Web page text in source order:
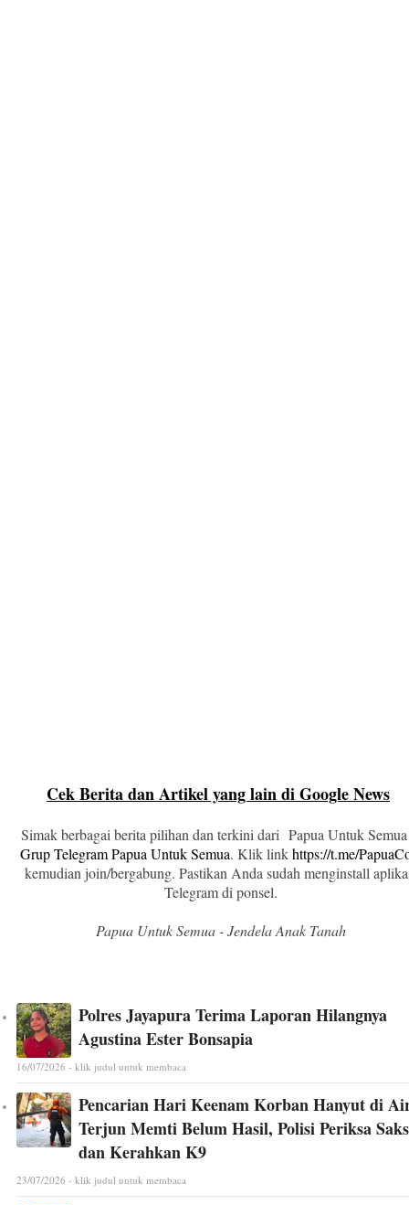
Cek Berita dan Artikel yang lain di Google News
Simak berbagai berita pilihan dan terkini dari Papua Untuk
Grup Telegram Papua Untuk Semua. Klik linkhttps://t.me/
kemudian join/bergabung. Pastikan Anda sudah menginstall
Telegram di ponsel.
Papua Untuk Semua - Jendela Anak Tanah
Polres Jayapura Terima Laporan Hilangnya
Agustina Ester Bonsapia
16/07/2026 - klik judul untuk membaca
Pencarian Hari Keenam Korban Hanyut di
Terjun Memti Belum Hasil, Polisi Periksa
dan Kerahkan K9
23/07/2026 - klik judul untuk membaca